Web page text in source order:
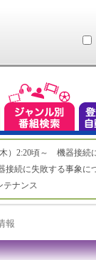
）2:20頃～ 機器接続
接続に失敗する事象に
テナンス
報